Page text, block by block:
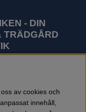
- DIN
TRÄDGÅRD
och
robotgräsklippare,
åkgräsklippare,
lövblåsar,
av cookies och
innehåll,